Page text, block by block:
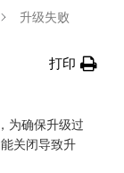
升级失败
打印
为确保升级过
关闭导致升